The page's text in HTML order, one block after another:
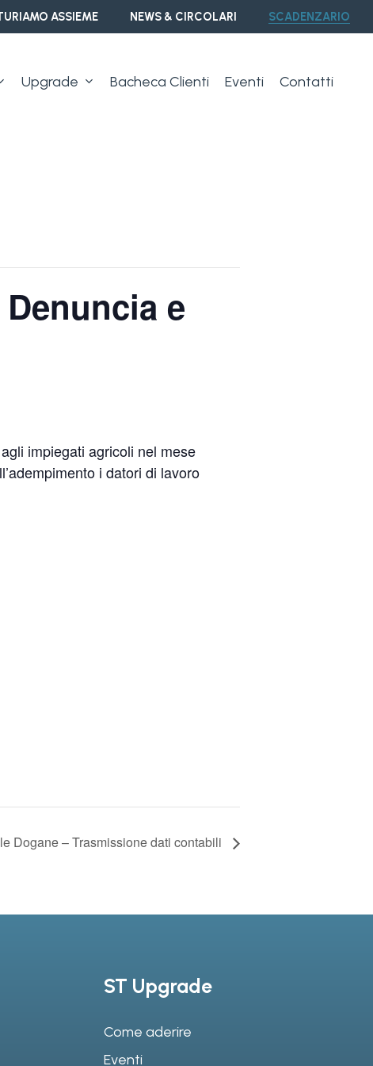
ASSIEME NEWS & CIRCOLARI SCADENZARIO
Upgrade Bacheca Clienti Eventi Contatti
e
impiegati agricoli nel mese
i datori di lavoro
Dogane – Trasmissione dati contabili
ST Upgrade
Come aderire
Eventi